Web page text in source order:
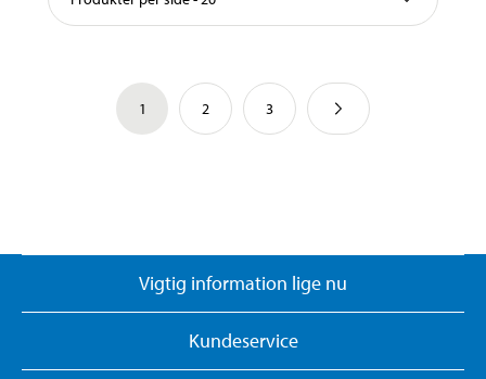
1 2 3
Vigtig information lige nu
Kundeservice